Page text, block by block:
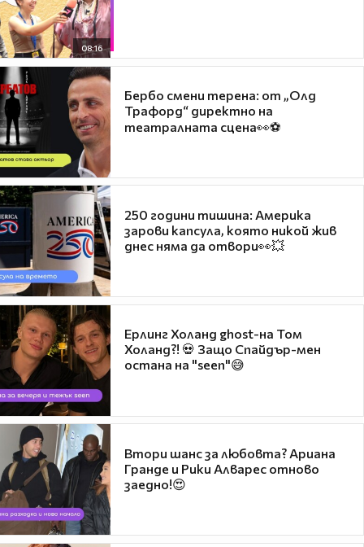
08:16
Бербо смени терена: от „Олд
Трафорд“ директно на
театралната сцена👀⚽
250 години тишина: Америка
зарови капсула, която никой жив
днес няма да отвори👀💥
Ерлинг Холанд ghost-на Том
Холанд?! 💀 Защо Спайдър-мен
остана на "seen"😅
Втори шанс за любовта? Ариана
Гранде и Рики Алварес отново
заедно!😍